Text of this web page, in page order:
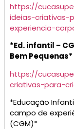
https://
ideias-
experiencia-
*Ed. infantil –
Bem Pequenas*
https://
criativas-para-
*Educação
campo de
(CGM)*